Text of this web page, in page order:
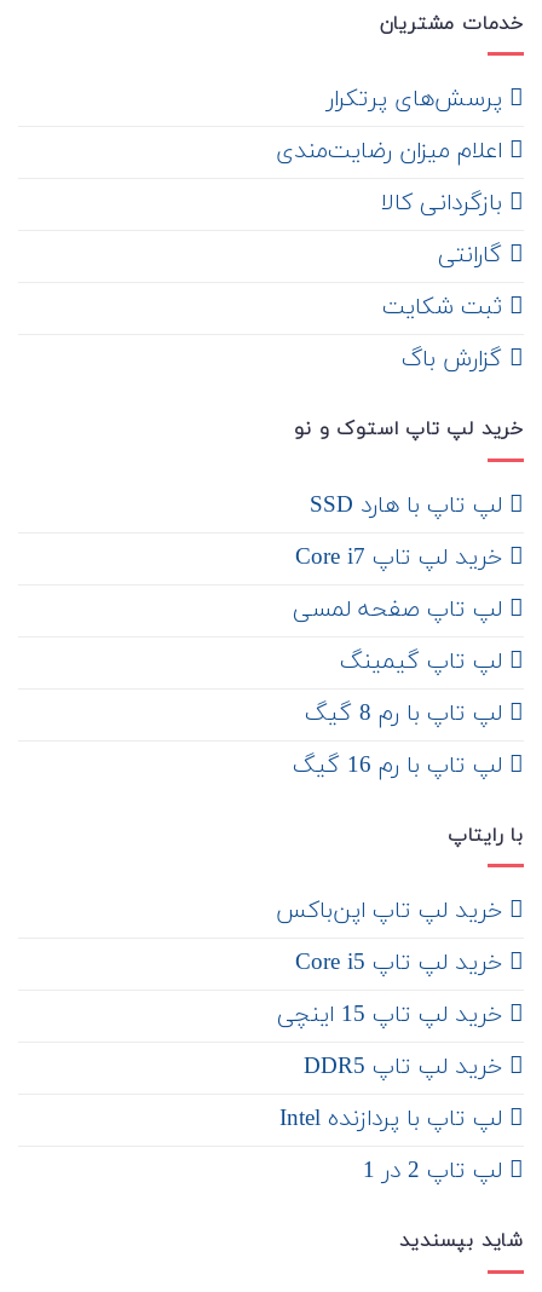
خدمات مشتریان
‌ پرسش‌های پرتکرار
اعلام میزان رضایت‌مندی
‌ بازگردانی کالا
گارانتی
ثبت شکایت
‌ گزارش باگ
خرید لپ تاپ استوک و نو
لپ تاپ با هارد SSD
خرید لپ تاپ Core i7
لپ تاپ صفحه لمسی
لپ تاپ گیمینگ
لپ تاپ با رم 8 گیگ
لپ تاپ با رم 16 گیگ
با رایتاپ
‌ خرید لپ تاپ اپن‌باکس
خرید لپ تاپ Core i5
‌‌ خرید لپ تاپ 15 اینچی
خرید لپ تاپ DDR5
لپ تاپ با پردازنده Intel
لپ تاپ 2 در 1
شاید بپسندید